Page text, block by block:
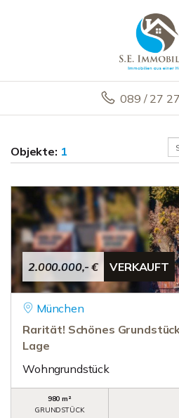
089 / 27
Objekte: 1
2.000.000,- € VERKAUFT
München
Rarität! Schönes
Lage
Wohngrundstück
980 m²
GRUNDSTÜCK